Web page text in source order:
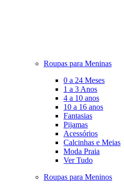
Roupas para Meninas
0 a 24 Meses
1 a 3 Anos
4 a 10 anos
10 a 16 anos
Fantasias
Pijamas
Acessórios
Calcinhas e Meias
Moda Praia
Ver Tudo
Roupas para Meninos